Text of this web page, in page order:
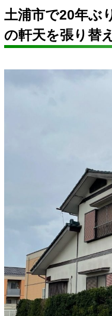
土浦市で20年ぶ
の軒天を張り替